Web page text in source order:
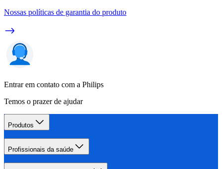
Nossas políticas de garantia do produto
Entrar em contato com a Philips
Temos o prazer de ajudar
Produtos
Profissionais da saúde